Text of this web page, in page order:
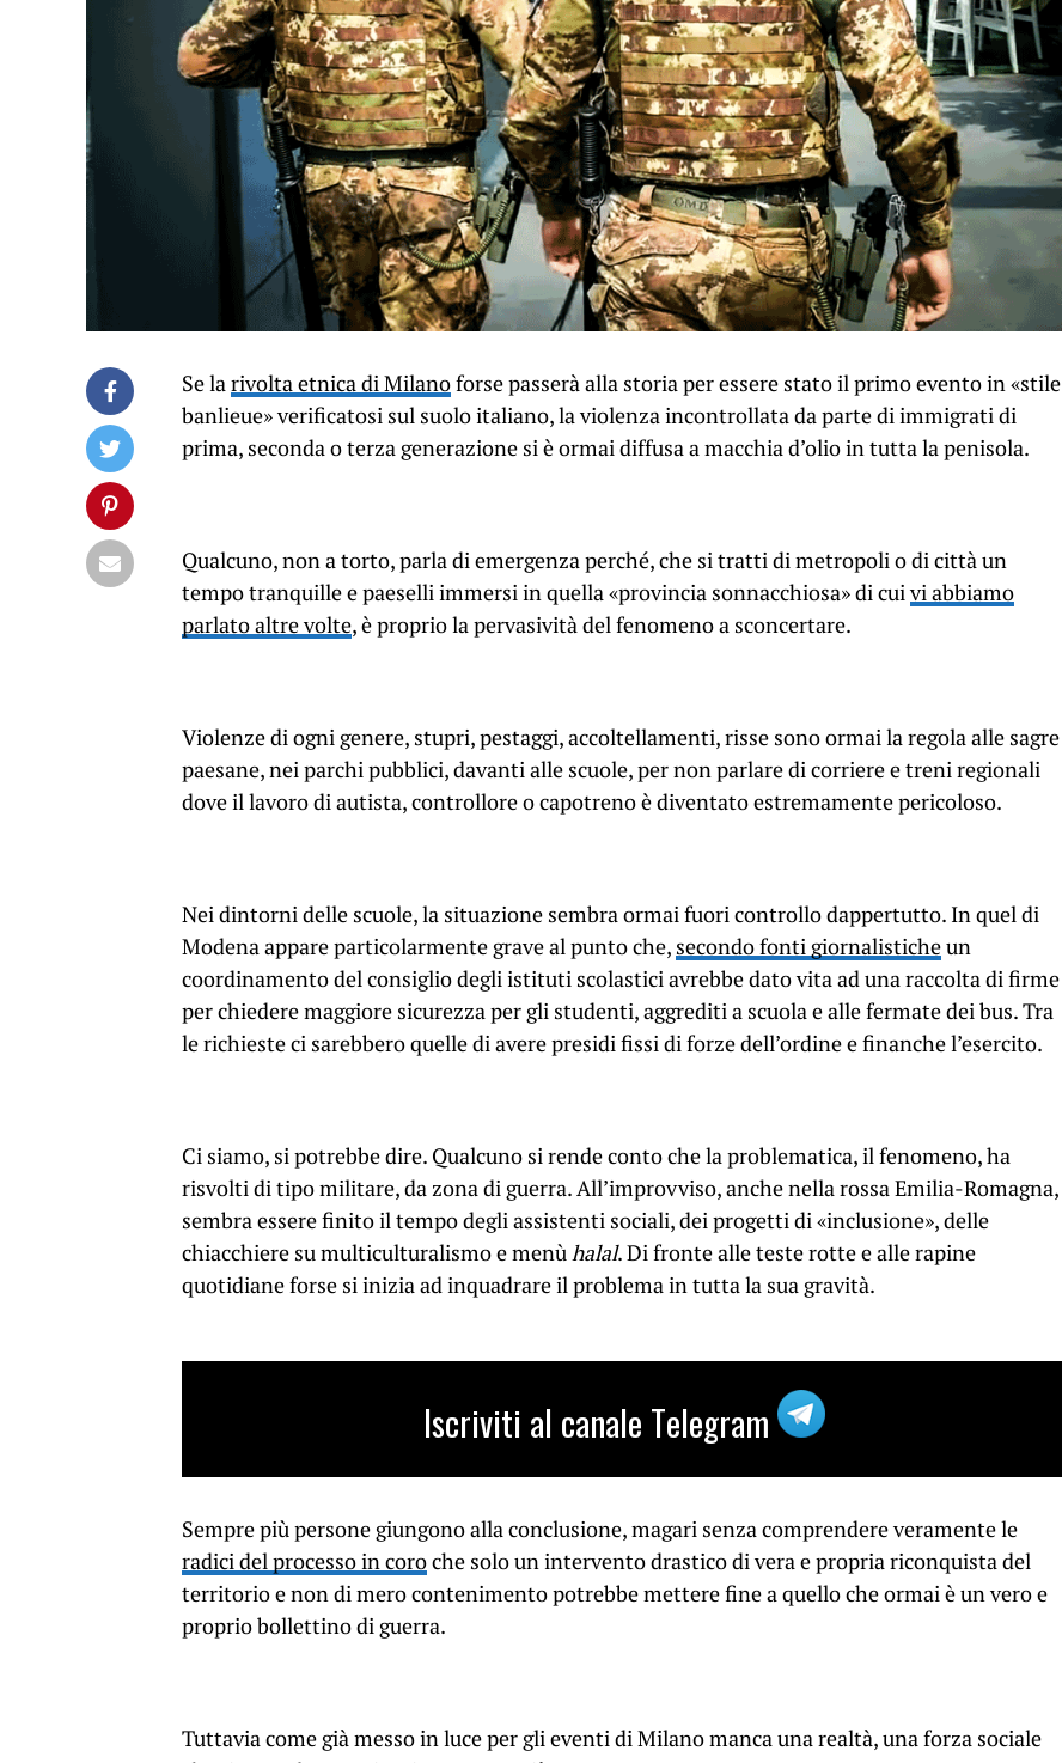
Se larivolta etnica di Milanoforse passerà alla storia per essere stato il primo evento in «stile
banlieue»verificatosi sul suolo italiano, la violenza incontrollata da parte di immigrati di
prima, seconda o terza generazione si è ormai diffusa a macchia d’olio in tutta la penisola.
Qualcuno, non a torto, parla di emergenza perché, che si tratti di metropoli o di città un
tempo tranquille e paeselli immersi in quella «provincia sonnacchiosa»di cuivi abbiamo
parlato altre volte, è proprio la pervasività del fenomeno a sconcertare.
Violenze di ogni genere, stupri, pestaggi, accoltellamenti, risse sono ormai la regola alle sagre
paesane, nei parchi pubblici, davanti alle scuole, per non parlare di corriere e treni regionali
dove il lavoro di autista, controllore o capotreno è diventato estremamente pericoloso.
Nei dintorni delle scuole, la situazione sembra ormai fuori controllo dappertutto. In quel di
Modena appare particolarmente grave al punto che, secondo fonti giornalisticheun
coordinamento del consiglio degli istituti scolastici avrebbe dato vita ad una raccolta di firme
per chiedere maggiore sicurezza per gli studenti, aggrediti a scuola e alle fermate dei bus. Tra
le richieste ci sarebbero quelle di avere presidi fissi di forze dell’ordine e finanche l’esercito.
Ci siamo, si potrebbe dire. Qualcuno si rende conto che la problematica, il fenomeno, ha
risvolti di tipo militare, da zona di guerra. All’improvviso, anche nella rossa Emilia-Romagna,
sembra essere finito il tempo degli assistenti sociali, dei progetti di «inclusione», delle
chiacchiere su multiculturalismo e menùhalal. Di fronte alle teste rotte e alle rapine
quotidiane forse si inizia ad inquadrare il problema in tutta la sua gravità.
Iscriviti al canale Telegram
Sempre più persone giungono alla conclusione, magari senza comprendere veramente le
radici del processo in coroche solo un intervento drastico di vera e propria riconquista del
territorio e non di mero contenimento potrebbe mettere fine a quello che ormai è un vero e
proprio bollettino di guerra.
Tuttavia come già messo in luce per gli eventi di Milano manca una realtà, una forza sociale